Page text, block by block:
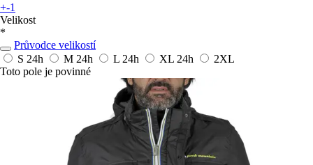
+-1
Velikost
*
Průvodce velikostí
S 24h M 24h L 24h XL 24h
2XL
Toto pole je povinné